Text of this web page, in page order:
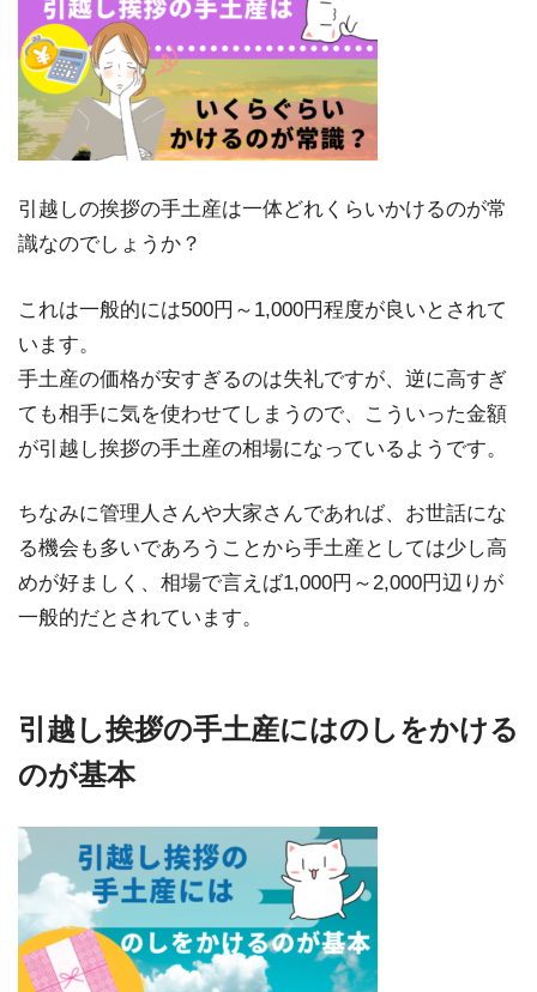
引越しの挨拶の手土産は一体どれくらいかけるのが常
識なのでしょうか？
これは一般的には500円～1,000円程度が良いとされて
います。
手土産の価格が安すぎるのは失礼ですが、逆に高すぎ
ても相手に気を使わせてしまうので、こういった金額
が引越し挨拶の手土産の相場になっているようです。
ちなみに管理人さんや大家さんであれば、お世話にな
る機会も多いであろうことから手土産としては少し高
めが好ましく、相場で言えば1,000円～2,000円辺りが
一般的だとされています。
引越し挨拶の手土産にはのしをかける
のが基本